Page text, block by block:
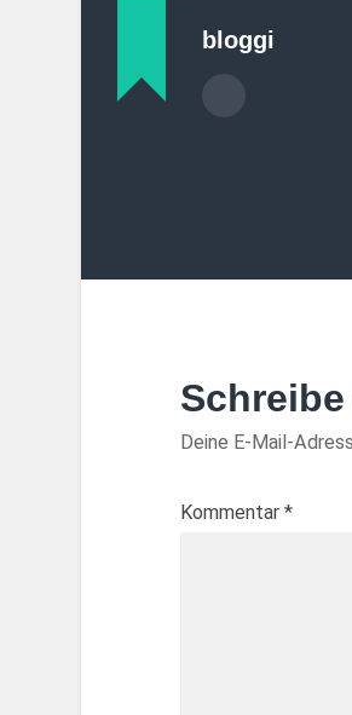
bloggi
Deine E-Mail-
Kommentar *